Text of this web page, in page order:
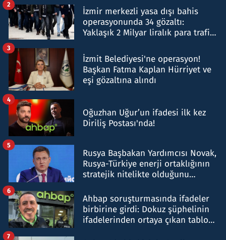
İzmir merkezli yasa dışı bahis
operasyonunda 34 gözaltı:
Yaklaşık 2 Milyar liralık para trafiği
2
İzmit Belediyesi'ne operasyon!
Başkan Fatma Kaplan Hürriyet ve
eşi gözaltına alındı
3
Oğuzhan Uğur’un ifadesi ilk kez
Diriliş Postası'nda!
4
Rusya Başbakan Yardımcısı Novak,
Rusya-Türkiye enerji ortaklığının
stratejik nitelikte olduğunu
5
Ahbap soruşturmasında ifadeler
birbirine girdi: Dokuz şüphelinin
ifadelerinden ortaya çıkan tablo
6
7